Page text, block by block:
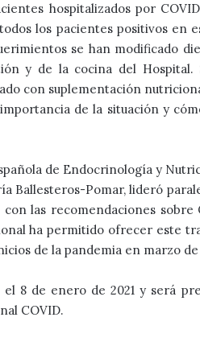
hospitalizados por
los pacientes positivos en
se han modificado
y de la cocina del
con suplementación
de la situación y
de Endocrinología y
Ballesteros-Pomar, lideró
las recomendaciones sobre
ha permitido ofrecer este
de la pandemia en marzo de
8 de enero de 2021 y será
COVID.